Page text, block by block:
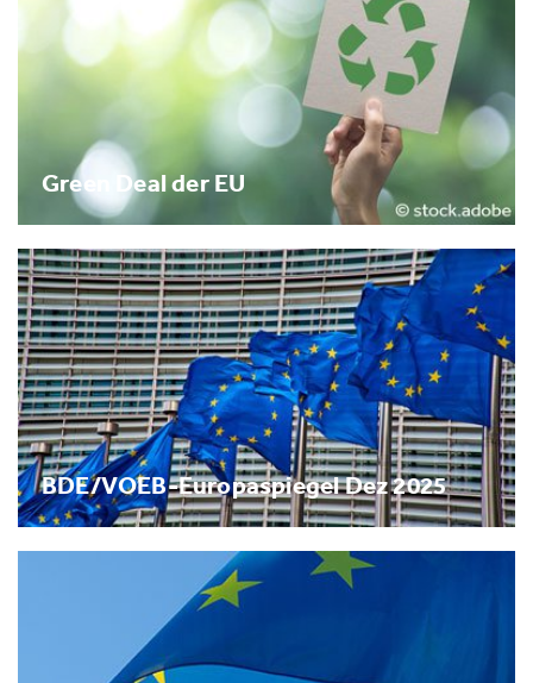
Green Deal der EU
BDE/VOEB-Europaspiegel Dez 2025